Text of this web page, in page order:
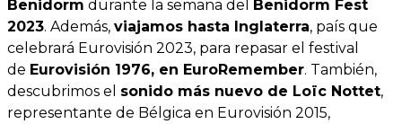
Benidorm durante la semana del Benidorm Fest
2023. Además, viajamos hasta Inglaterra, país que
celebrará Eurovisión 2023, para repasar el festival
de Eurovisión 1976, en EuroRemember. También,
descubrimos el sonido más nuevo de Loïc Nottet,
representante de Bélgica en Eurovisión 2015,